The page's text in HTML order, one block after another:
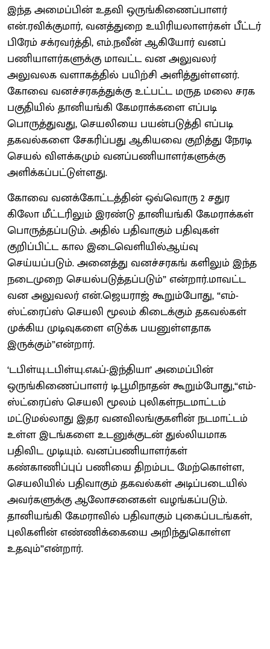
இந்த அமைப்பின் உதவி ஒருங்கிணைப்பாளர்
என்.ரவிக்குமார், வனத்துறை உயிரியலாளர்கள் பீட்டர்
பிரேம் சக்ரவர்த்தி, எம்.நவீன் ஆகியோர் வனப்
பணியாளர்களுக்கு மாவட்ட வன அலுவலர்
அலுவலக வளாகத்தில் பயிற்சி அளித்துள்ளனர்.
கோவை வனச்சரகத்துக்கு உட்பட்ட மருத மலை சரக
பகுதியில் தானியங்கி கேமராக்களை எப்படி
பொருத்துவது, செயலியை பயன்படுத்தி எப்படி
தகவல்களை சேகரிப்பது ஆகியவை குறித்து நேரடி
செயல் விளக்கமும் வனப்பணியாளர்களுக்கு
அளிக்கப்பட்டுள்ளது.
கோவை வனக்கோட்டத்தின் ஒவ்வொரு 2 சதுர
கிலோ மீட்டரிலும் இரண்டு தானியங்கி கேமராக்கள்
பொருத்தப்படும். அதில் பதிவாகும் பதிவுகள்
குறிப்பிட்ட கால இடைவெளியில்ஆய்வு
செய்யப்படும். அனைத்து வனச்சரகங் களிலும் இந்த
நடைமுறை செயல்படுத்தப்படும்” என்றார்.மாவட்ட
வன அலுவலர் என்.ஜெயராஜ் கூறும்போது, “எம்-
ஸ்ட்ரைப்ஸ் செயலி மூலம் கிடைக்கும் தகவல்கள்
முக்கிய முடிவுகளை எடுக்க பயனுள்ளதாக
இருக்கும்”என்றார்.
‘டபிள்யு.டபிள்யு.எஃப்-இந்தியா’ அமைப்பின்
ஒருங்கிணைப்பாளர் டி.பூமிநாதன் கூறும்போது,“எம்-
ஸ்ட்ரைப்ஸ் செயலி மூலம் புலிகள்நடமாட்டம்
மட்டுமல்லாது இதர வனவிலங்குகளின் நடமாட்டம்
உள்ள இடங்களை உடனுக்குடன் துல்லியமாக
பதிவிட முடியும். வனப்பணியாளர்கள்
கண்காணிப்புப் பணியை திறம்பட மேற்கொள்ள,
செயலியில் பதிவாகும் தகவல்கள் அடிப்படையில்
அவர்களுக்கு ஆலோசனைகள் வழங்கப்படும்.
தானியங்கி கேமராவில் பதிவாகும் புகைப்படங்கள்,
புலிகளின் எண்ணிக்கையை அறிந்துகொள்ள
உதவும்”என்றார்.